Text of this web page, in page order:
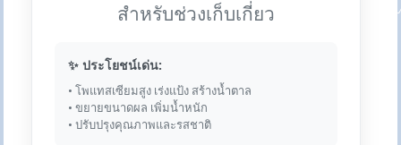
สำหรับช่วงเก็บเกี่ยว
✨ ประโยชน์เด่น:
• โพแทสเซียมสูง เร่งแป้ง สร้างน้ำตาล
• ขยายขนาดผล เพิ่มน้ำหนัก
• ปรับปรุงคุณภาพและรสชาติ